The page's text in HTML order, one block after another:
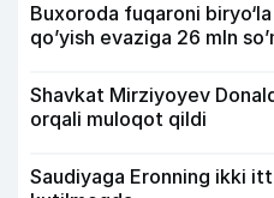
Buxoroda fuqaroni
qo’yish evaziga 26 mln
Shavkat Mirziyoyev
orqali muloqot qildi
Saudiyaga Eronning ikki